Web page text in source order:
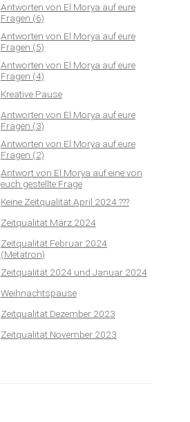
Antworten von El Morya auf eure
Fragen (6)
Antworten von El Morya auf eure
Fragen (5)
Antworten von El Morya auf eure
Fragen (4)
Kreative Pause
Antworten von El Morya auf eure
Fragen (3)
Antworten von El Morya auf eure
Fragen (2)
Antwort von El Morya auf eine von
euch gestellte Frage
Keine Zeitqualität April 2024 ???
Zeitqualität März 2024
Zeitqualität Februar 2024
(Metatron)
Zeitqualität 2024 und Januar 2024
Weihnachtspause
Zeitqualität Dezember 2023
Zeitqualität November 2023